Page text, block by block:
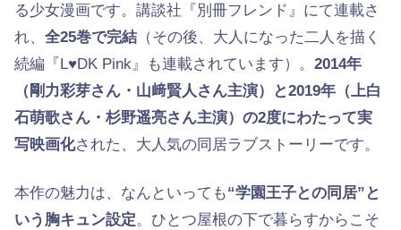
る少女漫画です。講談社『別冊フレンド』にて連載さ
れ、 全25巻で完結 （その後、大人になった二人を描く
続編『L♥DK Pink』も連載されています）。 2014年
（剛力彩芽さん・山﨑賢人さん主演）と2019年（上白
石萌歌さん・杉野遥亮さん主演）の2度にわたって実
写映画化された、大人気の同居ラブストーリーです。
本作の魅力は、なんといっても“学園王子との同居”と
いう胸キュン設定。ひとつ屋根の下で暮らすからこそ